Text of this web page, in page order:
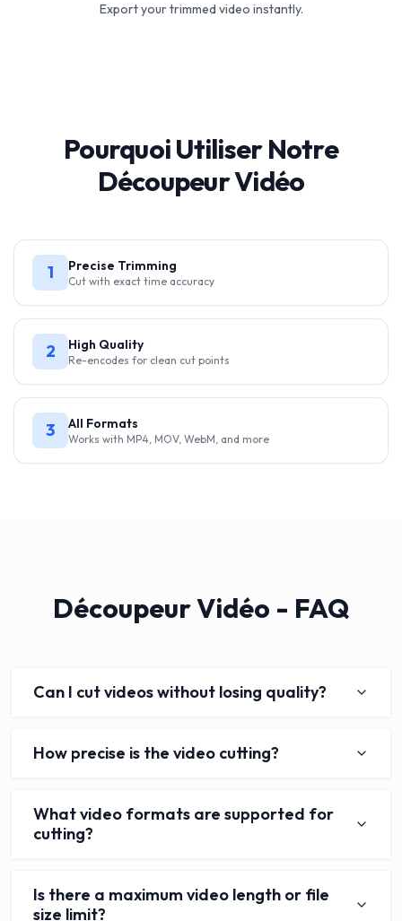
Export your trimmed video instantly.
Pourquoi Utiliser Notre
Découpeur Vidéo
1 Precise Trimming
Cut with exact time accuracy
2 High Quality
Re-encodes for clean cut points
3 All Formats
Works with MP4, MOV, WebM, and more
Découpeur Vidéo - FAQ
Can I cut videos without losing quality?
How precise is the video cutting?
What video formats are supported for
cutting?
Is there a maximum video length or file
size limit?